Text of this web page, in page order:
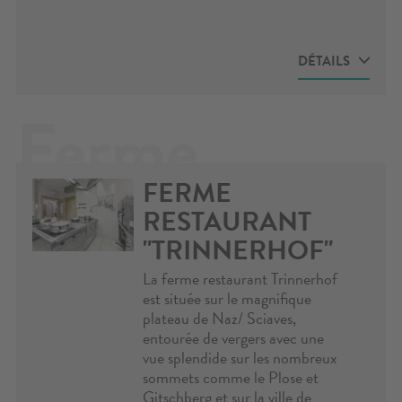
typiques comme le rôti de chèvre, le goulasch, des
spécialités à base de champignons et tout type de
canederli.
Une zone de randonnée fantastique s’ouvre depuis
la ferme Marzoner
DÉTAILS
Ferme
restaurant
"Trinnerhof"
FERME
RESTAURANT
"TRINNERHOF"
La ferme restaurant Trinnerhof
est située sur le magnifique
plateau de Naz/ Sciaves,
entourée de vergers avec une
vue splendide sur les nombreux
sommets comme le Plose et
Gitschberg et sur la ville de